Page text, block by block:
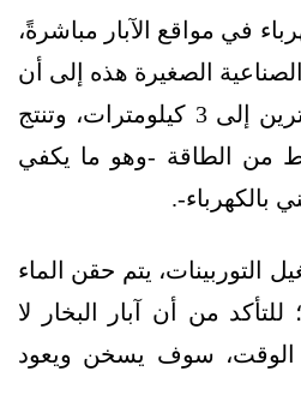
في مواقع الآبار مباشرةً،
الصغيرة هذه إلى أن
يصل عمقها من كيلومترين إلى 3 كيلومترات، وتنتج
5 ميغاواط من الطاقة -وهو ما يكفي
التوربينات، يتم حقن الماء
من أن آبار البخار لا
الوقت، سوف يسخن ويعود